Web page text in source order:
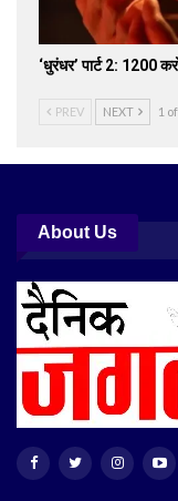
‘धुरंधर’ पार्ट 2: 1200
PREV NEXT 1
About Us